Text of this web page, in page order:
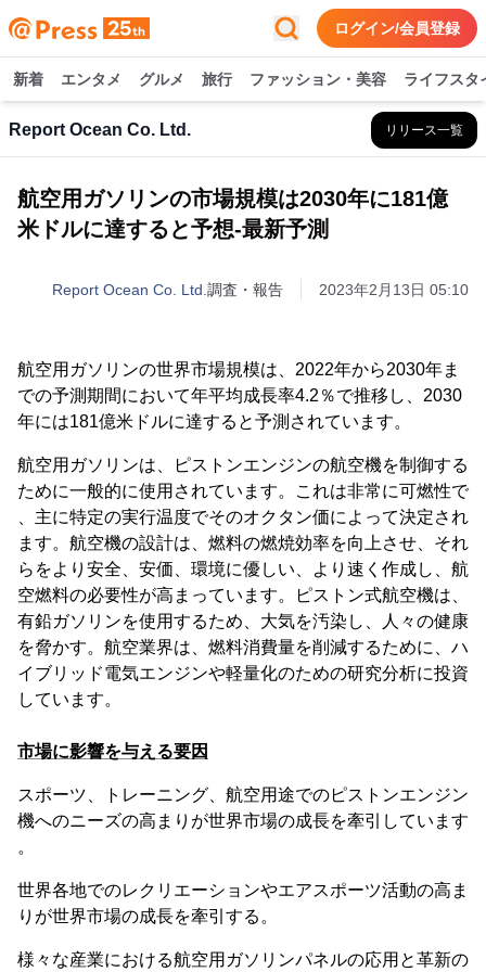
ログイン/会員登録
新着 エンタメ グルメ 旅行 ファッション・美容 ライフスタ
Report Ocean Co. Ltd. リリース一覧
航空用ガソリンの市場規模は2030年に181億
米ドルに達すると予想-最新予測
Report Ocean Co. Ltd. 調査・報告 2023年2月13日 05:10
航空用ガソリンの世界市場規模は、2022年から2030年ま
での予測期間において年平均成長率4.2％で推移し、2030
年には181億米ドルに達すると予測されています。
航空用ガソリンは、ピストンエンジンの航空機を制御する
ために一般的に使用されています。これは非常に可燃性で
、主に特定の実行温度でそのオクタン価によって決定され
ます。航空機の設計は、燃料の燃焼効率を向上させ、それ
らをより安全、安価、環境に優しい、より速く作成し、航
空燃料の必要性が高まっています。ピストン式航空機は、
有鉛ガソリンを使用するため、大気を汚染し、人々の健康
を脅かす。航空業界は、燃料消費量を削減するために、ハ
イブリッド電気エンジンや軽量化のための研究分析に投資
しています。
市場に影響を与える要因
スポーツ、トレーニング、航空用途でのピストンエンジン
機へのニーズの高まりが世界市場の成長を牽引しています
。
世界各地でのレクリエーションやエアスポーツ活動の高ま
りが世界市場の成長を牽引する。
様々な産業における航空用ガソリンパネルの応用と革新の